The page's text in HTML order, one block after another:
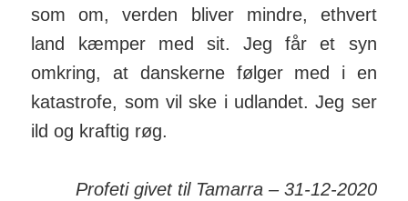
som om, verden bliver mindre, ethvert
land kæm­per med sit. Jeg får et syn
omkring, at dan­skerne følger med i en
kata­­strofe, som vil ske i ud­landet. Jeg ser
ild og kraftig røg.
Profeti givet til Tamarra – 31-12-2020